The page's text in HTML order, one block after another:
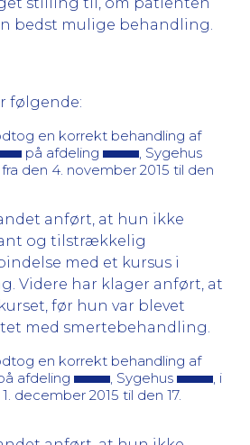
bedst mulige behandling.
følgende:
en korrekt behandling af
på afdeling
, Sygehus
fra den 4. november 2015 til den
anført, at hun ikke
og tilstrækkelig
med et kursus i
Videre har klager anført, at
før hun var blevet
med smertebehandling.
en korrekt behandling af
afdeling , Sygehus
, i
december 2015 til den 17.